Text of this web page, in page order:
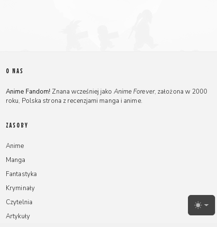
O NAS
Anime Fandom! Znana wcześniej jako Anime Forever, założona w 2000
roku, Polska strona z recenzjami manga i anime.
ZASOBY
Anime
Manga
Fantastyka
Kryminały
Czytelnia
Artykuły